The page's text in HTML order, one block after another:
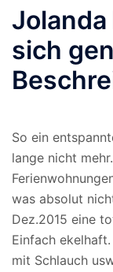
sich
So ein
lange nicht
was absolut
Dez.2015 eine
Einfach
mit Schlauch